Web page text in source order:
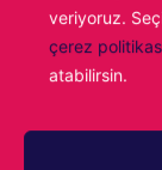
veriyoruz.
çerez
atabilirsin.